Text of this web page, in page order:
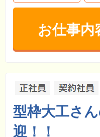
お仕事内
型枠大工さ
迎！！